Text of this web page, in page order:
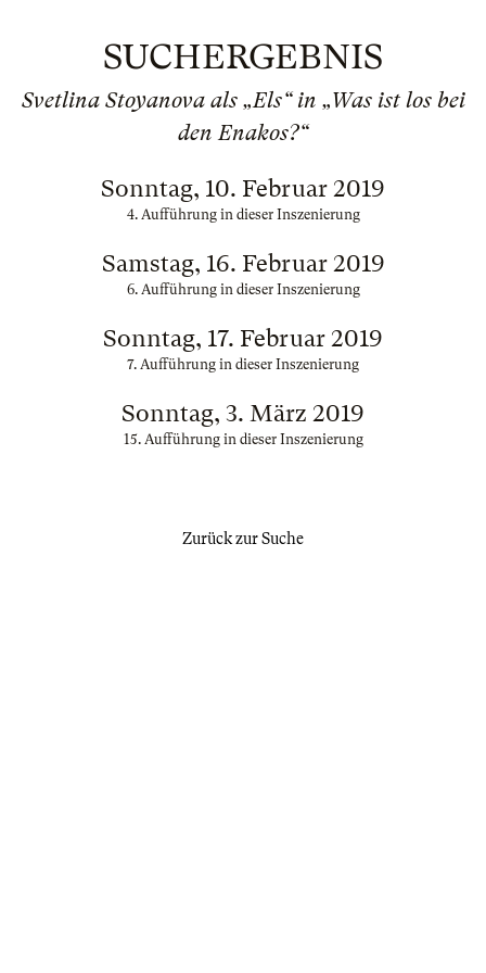
SUCHERGEBNIS
Svetlina Stoyanova als „Els“ in „Was ist los bei
den Enakos?“
Sonntag, 10. Februar 2019
4. Aufführung in dieser Inszenierung
Samstag, 16. Februar 2019
6. Aufführung in dieser Inszenierung
Sonntag, 17. Februar 2019
7. Aufführung in dieser Inszenierung
Sonntag, 3. März 2019
15. Aufführung in dieser Inszenierung
Zurück zur Suche